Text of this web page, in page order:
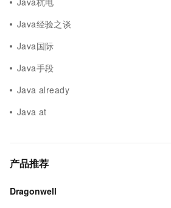
Java经验之谈
Java国际
Java手段
Java already
Java at
产品推荐
Dragonwell